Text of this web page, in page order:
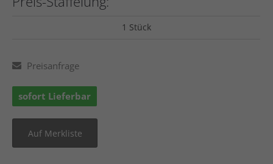
1 Stück
Preisanfrage
sofort Lieferbar